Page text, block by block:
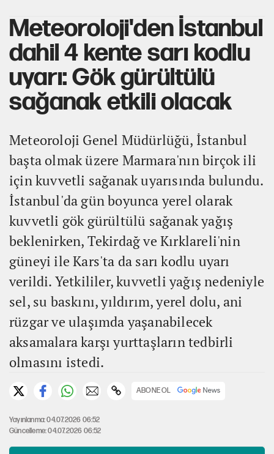
Meteoroloji'den İstanbul
dahil 4 kente sarı kodlu
uyarı: Gök gürültülü
sağanak etkili olacak
Meteoroloji Genel Müdürlüğü, İstanbul
başta olmak üzere Marmara'nın birçok ili
için kuvvetli sağanak uyarısında bulundu.
İstanbul'da gün boyunca yerel olarak
kuvvetli gök gürültülü sağanak yağış
beklenirken, Tekirdağ ve Kırklareli'nin
güneyi ile Kars'ta da sarı kodlu uyarı
verildi. Yetkililer, kuvvetli yağış nedeniyle
sel, su baskını, yıldırım, yerel dolu, ani
rüzgar ve ulaşımda yaşanabilecek
aksamalara karşı yurttaşların tedbirli
olmasını istedi.
ABONE OL
Yayınlanma: 04.07.2026 06:52
Güncelleme: 04.07.2026 06:52